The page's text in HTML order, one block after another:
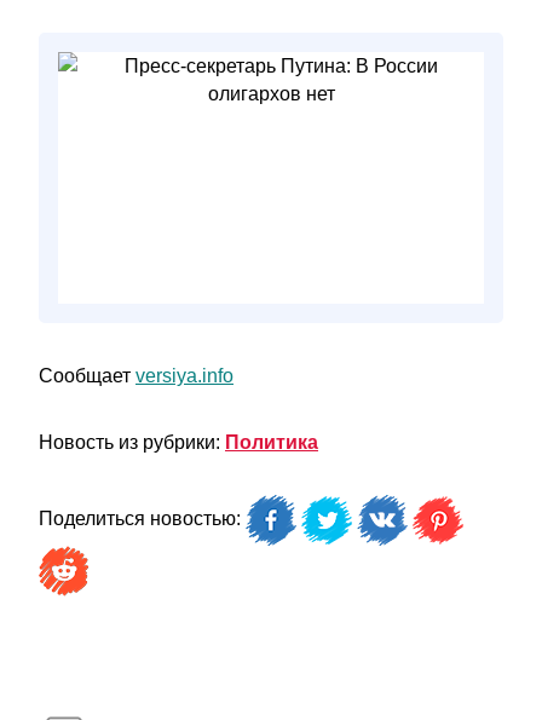
Сообщает versiya.info
Новость из рубрики: Политика
Поделиться новостью: